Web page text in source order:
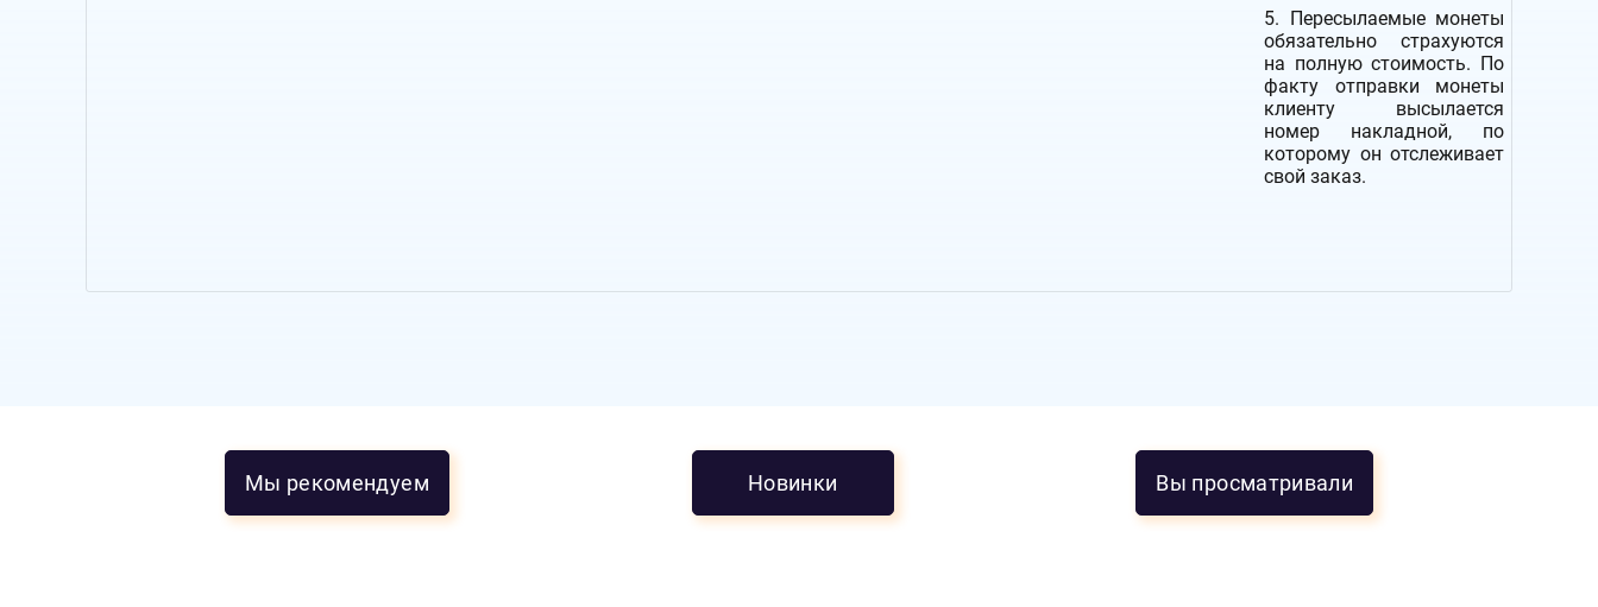
5. Пересылаемые монеты
обязательно страхуются
на полную стоимость. По
факту отправки монеты
клиенту высылается
номер накладной, по
которому он отслеживает
свой заказ.
Мы рекомендуем Новинки Вы просматривали